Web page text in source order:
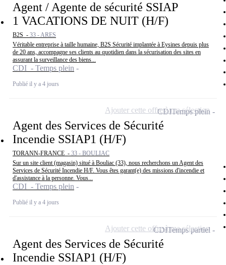
Agent / Agente de sécurité SSIAP
1 VACATIONS DE NUIT (H/F)
B2S - 33 - ARES
Véritable entreprise à taille humaine, B2S Sécurité implantée à Eysines depuis plus
de 20 ans, accompagne ses clients au quotidien dans la sécurisation des sites en
assurant la surveillance des biens...
CDI - Temps plein
Publié il y a 4 jours
Agent des Services de Sécurité
Incendie SSIAP1 (H/F)
TORANN-FRANCE - 33 - BOULIAC
Sur un site client (magasin) situé à Bouliac (33), nous recherchons un Agent des
Services de Sécurité Incendie H/F. Vous êtes garant(e) des missions d'incendie et
d'assistance à la personne. Vous...
CDI - Temps plein
Publié il y a 4 jours
CDITemps plein
Ajouter cette offre à ma sélection
Agent des Services de Sécurité
Incendie SSIAP1 (H/F)
CDITemps partiel
Ajouter cette offre à ma sélection